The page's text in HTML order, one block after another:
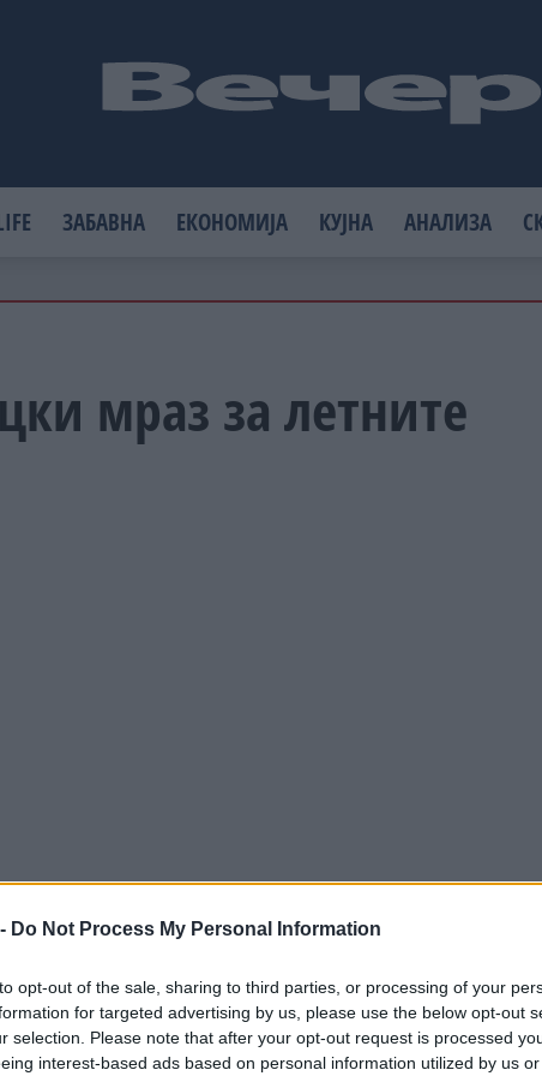
Do Not Process My Personal Information
opt-out of the sale, sharing to third parties, or processing of your
for targeted advertising by us, please use the below opt-out
selection. Please note that after your opt-out request is processed
interest-based ads based on personal information utilized by us
ЗАБАВНА ЕКОНОМИЈА КУЈНА АНАЛИЗА
мраз за летните